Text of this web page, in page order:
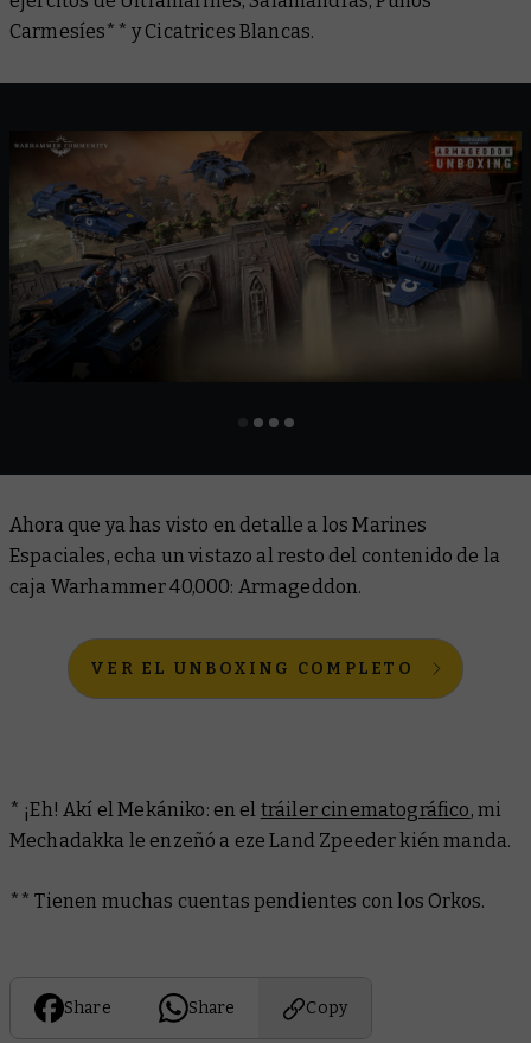
Carmesíes** y Cicatrices Blancas.
Ahora que ya has visto en detalle a los Marines
Espaciales, echa un vistazo al resto del contenido de la
caja Warhammer 40,000: Armageddon.
VER EL UNBOXING COMPLETO
* ¡Eh! Akí el Mekániko: en el tráiler cinematográfico, mi
Mechadakka le enzeñó a eze Land Zpeeder kién manda.
** Tienen muchas cuentas pendientes con los Orkos.
Share Share Copy